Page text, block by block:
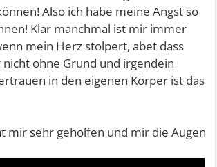
Also ich habe meine Angst so
Klar manchmal ist mir immer
mein Herz stolpert, abet dass
nicht ohne Grund und irgendein
in den eigenen Körper ist das
mir sehr geholfen und mir die Augen